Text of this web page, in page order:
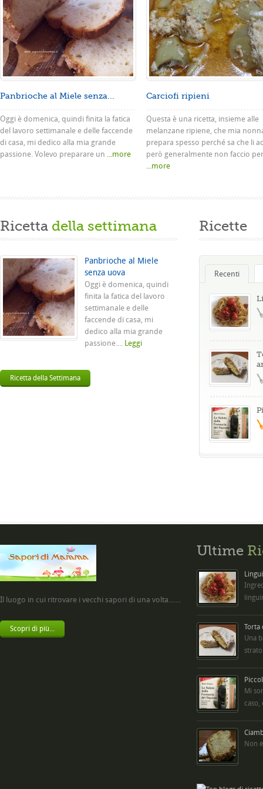
Panbrioche al Miele senza...
Oggi è domenica, quindi finita la fatica
del lavoro settimanale e delle faccende
di casa, mi dedico alla mia grande
passione. Volevo preparare un ...more
Carciofi ripieni
Questa è una ricetta, insieme alle
melanzane ripiene, che mia
prepara spesso perché sa che li
però generalmente non faccio
...more
Ricetta della settimana
Panbrioche al Miele
senza uova
Oggi è domenica, quindi
finita la fatica del lavoro
settimanale e delle
faccende di casa, mi
dedico alla mia grande
passione.... Leggi
Ricetta della Settimana
Ricette
Recenti
Il luogo in cui ritrovare i vecchi sapori di una volta.......
Scopri di più...
Ultime
Torta
Una
Mi
caso,
Non